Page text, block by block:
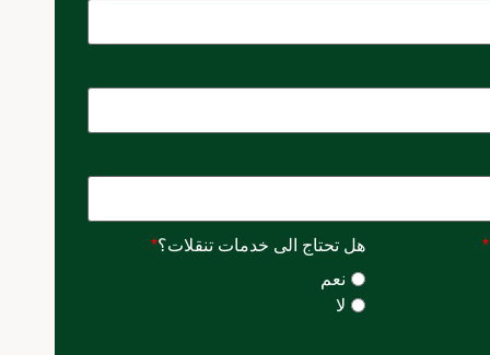
* هل تحتاج الى خدمات تنقلات؟*
نعم
لا